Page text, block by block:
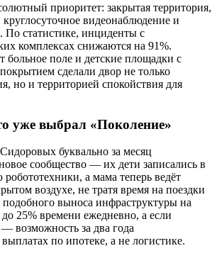
приоритет: закрытая территория,
видеонаблюдение и
По статистике, инциденты с
комплексах снижаются на 91%.
больное поле и детские площадки с
сделали двор не только
но и территорией спокойствия для
уже выбрал «Поколение»
буквально за месяц
сообщество — их дети записались в
а мама теперь ведёт
воздухе, не тратя время на поездки
выноса инфраструктуры на
25% времени ежедневно, а если
возможность за два года
выплатах по ипотеке, а не логистике.